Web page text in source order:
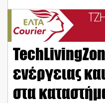
ενέργειας
στα